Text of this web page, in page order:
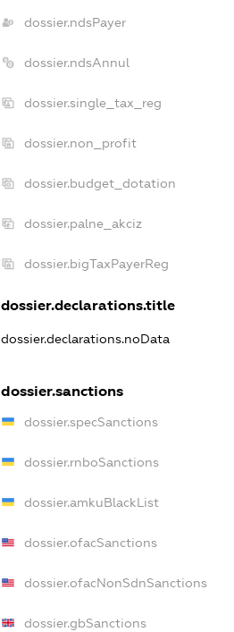
dossier.ndsPayer
dossier.ndsAnnul
dossier.single_tax_reg
dossier.non_profit
dossier.budget_dotation
dossier.palne_akciz
dossier.bigTaxPayerReg
dossier.declarations.title
dossier.declarations.noData
dossier.sanctions
dossier.specSanctions
dossier.rnboSanctions
dossier.amkuBlackList
dossier.ofacSanctions
dossier.ofacNonSdnSanctions
dossier.gbSanctions